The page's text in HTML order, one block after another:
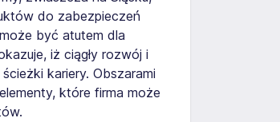
do zabezpieczeń
być atutem dla
iż ciągły rozwój i
kariery. Obszarami
które firma może